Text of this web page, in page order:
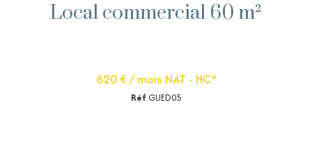
Local commercial 60 m²
620 € / mois NAT - HC*
Réf GUED05